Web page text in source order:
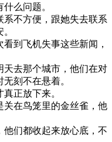
么问题。
不方便，跟她失去联系
到飞机失事这些新闻，
天去那个城市，他们在对
刻不在悬着。
正放下来。
关在鸟笼里的金丝雀，他
他们都收起来放心底，不